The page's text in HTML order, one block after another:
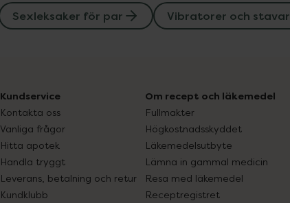
Sexleksaker för par Vibratorer och stavar
Kundservice
Kontakta oss
Vanliga frågor
Hitta apotek
Handla tryggt
Leverans, betalning och retur
Kundklubb
Om recept och läkemedel
Fullmakter
Högkostnadsskyddet
Läkemedelsutbyte
Lämna in gammal medicin
Resa med läkemedel
Receptregistret